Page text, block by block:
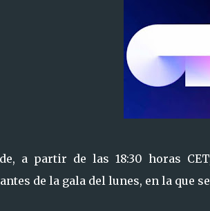
a partir de las 18:30 horas
de la gala del lunes, en la que